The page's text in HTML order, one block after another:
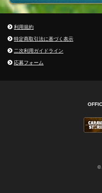
利用規約
特定商取引法に基づく表示
二次利用ガイドライン
応募フォーム
©